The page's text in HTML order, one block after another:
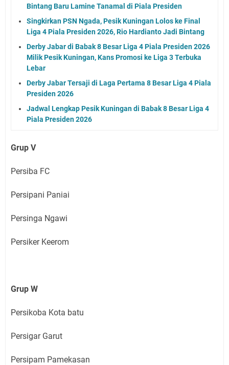
Bintang Baru Lamine Tanamal di Piala Presiden
Singkirkan PSN Ngada, Pesik Kuningan Lolos ke Final
Liga 4 Piala Presiden 2026, Rio Hardianto Jadi Bintang
Derby Jabar di Babak 8 Besar Liga 4 Piala Presiden 2026
Milik Pesik Kuningan, Kans Promosi ke Liga 3 Terbuka
Lebar
Derby Jabar Tersaji di Laga Pertama 8 Besar Liga 4 Piala
Presiden 2026
Jadwal Lengkap Pesik Kuningan di Babak 8 Besar Liga 4
Piala Presiden 2026
Grup V
Persiba FC
Persipani Paniai
Persinga Ngawi
Persiker Keerom
Grup W
Persikoba Kota batu
Persigar Garut
Persipam Pamekasan